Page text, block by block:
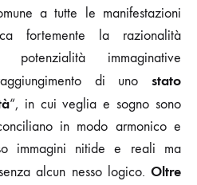
a tutte le manifestazioni
fortemente la razionalità
immaginative
di uno stato
“, in cui veglia e sogno sono
in modo armonico e
immagini nitide e reali ma
alcun nesso logico. Oltre